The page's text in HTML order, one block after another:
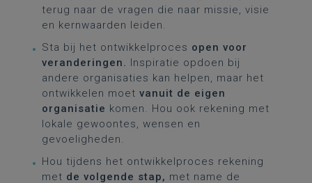
terug naar de vragen die naar missie, visie
en kernwaarden leiden.
Sta bij het ontwikkelproces open voor
veranderingen. Inspiratie opdoen bij
andere organisaties kan helpen, maar het
ontwikkelen moet vanuit de eigen
organisatie komen. Hou ook rekening met
lokale gewoontes, wensen en
gevoeligheden.
Hou tijdens het ontwikkelproces rekening
met de volgende stap, met name de